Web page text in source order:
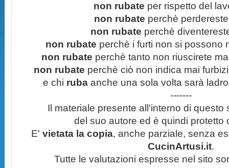
non rubate per rispetto del
non rubate perchè
non rubate perchè
non rubate perchè i furti non si possono
non rubate perchè tanto non riuscirete
non rubate perchè ciò non indica mai
e chi ruba anche una sola volta sarà
-------
Il materiale presente all'interno di questo
del suo autore ed è quindi protetto
E' vietata la copia, anche parziale, senza
CucinArtusi.it.
Tutte le valutazioni espresse nel sito